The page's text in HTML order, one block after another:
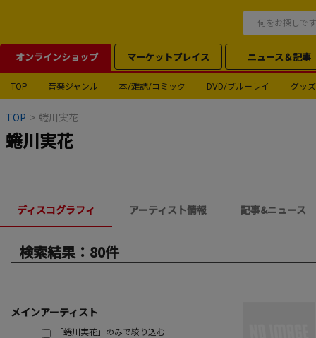
オンラインショップ マーケットプレイス ニュース＆記事
TOP 音楽ジャンル 本/雑誌/コミック DVD/ブルーレイ グッズ
TOP > 蜷川実花
蜷川実花
ディスコグラフィ アーティスト情報 記事&ニュース
検索結果：80件
メインアーティスト
「蜷川実花」のみで絞り込む